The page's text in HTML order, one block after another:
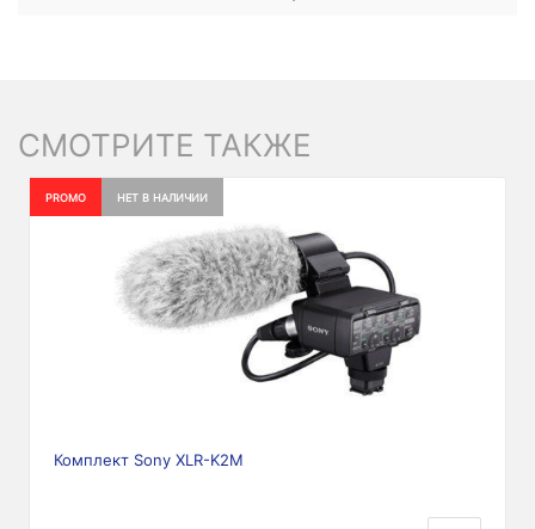
СМОТРИТЕ ТАКЖЕ
PROMO НЕТ В НАЛИЧИИ
Комплект Sony XLR-K2M